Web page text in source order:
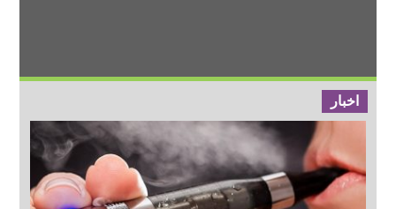
اخبار